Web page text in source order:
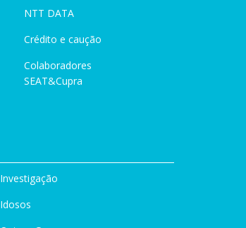
NTT DATA
Crédito e caução
Colaboradores
SEAT&Cupra
Investigação
Idosos